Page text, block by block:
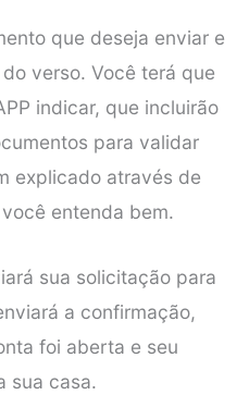
que deseja enviar e
verso. Você terá que
indicar, que incluirão
para validar
explicado através de
entenda bem.
sua solicitação para
a confirmação,
foi aberta e seu
sua casa.